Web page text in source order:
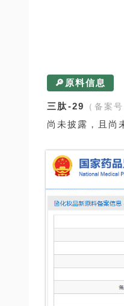
🔎原料信息
三肽-29 （备案
尚未披露，且尚